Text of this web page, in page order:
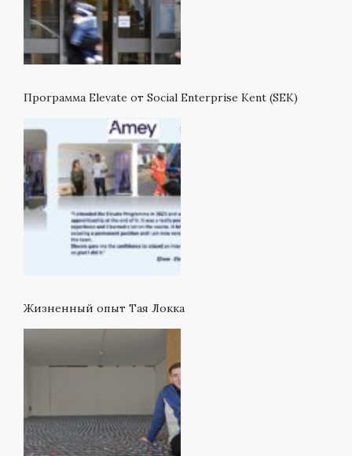
Программа Elevate от Social Enterprise Kent (SEK)
Жизненный опыт Тая Локка